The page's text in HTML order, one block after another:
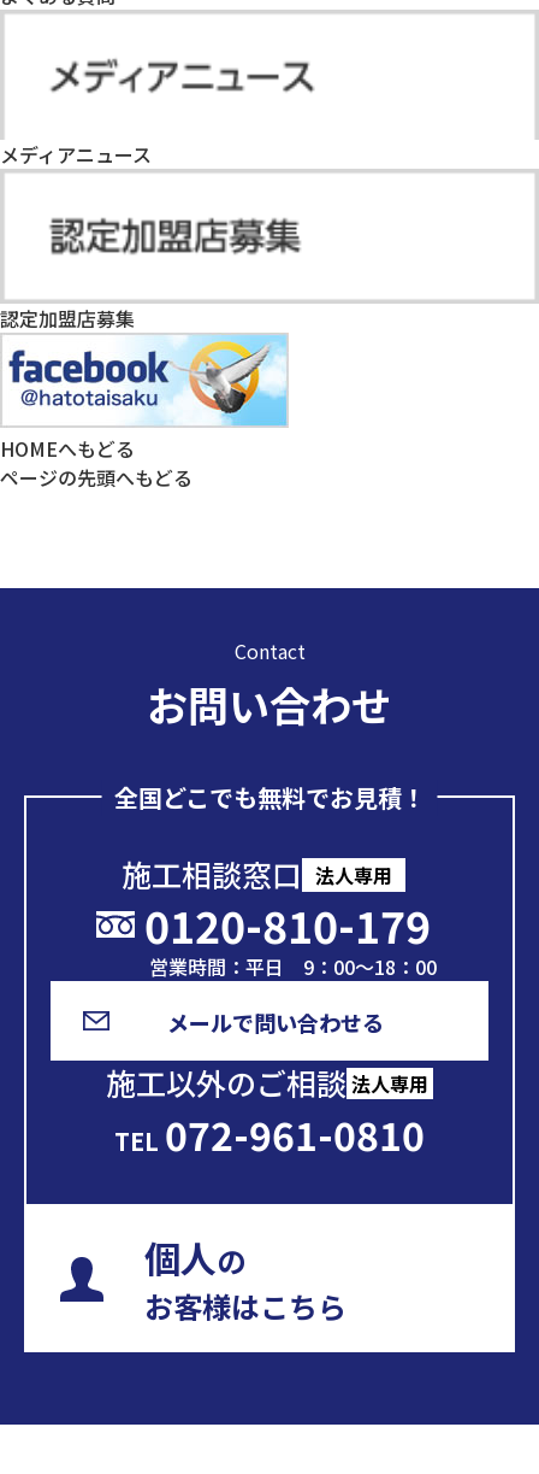
メディアニュース
認定加盟店募集
HOMEへもどる
ページの先頭へもどる
Contact
お問い合わせ
全国どこでも無料でお見積！
施工相談窓口 法人専用
0120-810-179
営業時間：平日 9：00～18：00
メールで問い合わせる
施工以外のご相談 法人専用
TEL 072-961-0810
個人の
お客様はこちら